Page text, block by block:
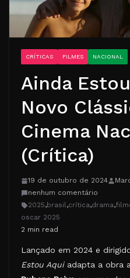
CRÍTICAS FILMES NACIONAL
Ainda
Novo
Cinema
(Crítica)
19 de outubro de 2024
nenhum comentário
2025,brasil,crítica,drama,
oscar 2025
2 min read
Lançado em 2024 e
Estou Aquiadapta a obra